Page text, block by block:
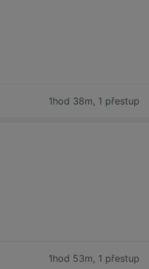
1hod 38m, 1 přestup
1hod 53m, 1 přestup